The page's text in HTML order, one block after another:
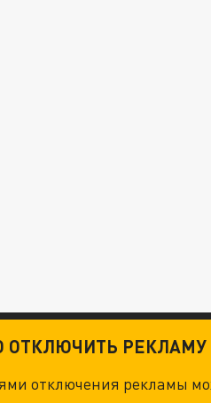
ОТКЛЮЧИТЬ РЕКЛАМУ
отключения рекламы